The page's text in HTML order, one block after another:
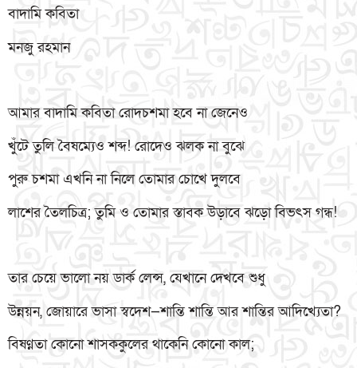
বাদামি কবিতা
মনজু রহমান
আমার বাদামি কবিতা রোদচশমা হবে না জেনেও
খুঁটে তুলি বৈষম্যেও শব্দ! রোদেও ঝলক না বুঝে
পুরু চশমা এখনি না নিলে তোমার চোখে দুলবে
লাশের তৈলচিত্র; তুমি ও তোমার স্তাবক উড়াবে ঝড়ো বিভৎস গন্ধ!
তার চেয়ে ভালো নয় ডার্ক লেন্স, যেখানে দেখবে শুধু
উন্নয়ন, জোয়ারে ভাসা স্বদেশ—শান্তি শান্তি আর শান্তির আদিখ্যেতা?
বিষণ্নতা কোনো শাসককুলের থাকেনি কোনো কাল;